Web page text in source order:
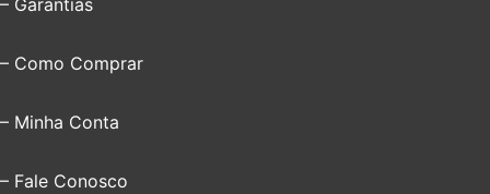
– Garantias
– Como Comprar
– Minha Conta
– Fale Conosco